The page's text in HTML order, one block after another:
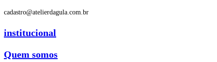
cadastro@atelierdagula.com.br
institucional
Quem somos